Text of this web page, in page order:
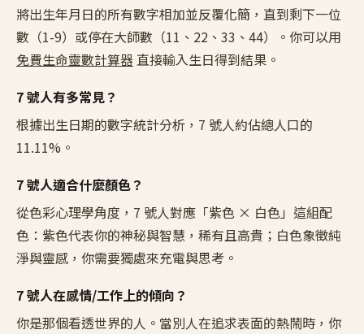
將出生年月日的所有數字相加並反覆化簡，直到剩下一位
數（1-9）或停在大師數（11、22、33、44）。你可以用
免費生命靈數計算器直接輸入生日得到結果。
7號人有多常見？
根據出生日期的數字統計分析， 7 號人約佔總人口的
11.11% 。
7號人適合什麼顏色？
從色彩心理學角度， 7 號人對應「紫色 × 白色」這組配
色： 紫色代表你的神秘與智慧，稀有且高貴；白色象徵純
淨與靈感，你需要獨處來充電與思考。
7號人在感情/工作上的傾向？
你是那個看透世界的人。當別人在追求表面的熱鬧時，你